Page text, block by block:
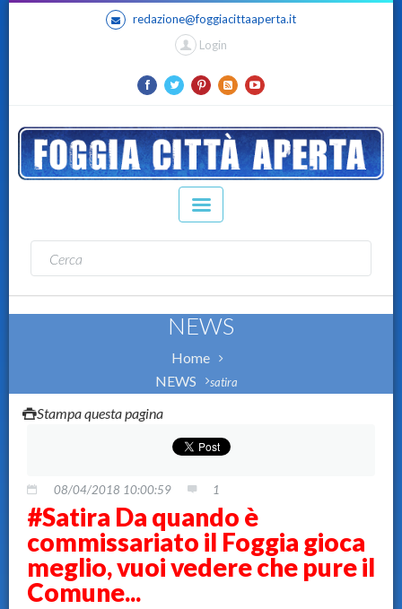
redazione@foggiacittaaperta.it
Login
NEWS
Home
NEWS
satira
Stampa questa pagina
08/04/2018 10:00:59 1
#Satira Da quando è
commissariato il Foggia gioca
meglio, vuoi vedere che pure il
Comune...